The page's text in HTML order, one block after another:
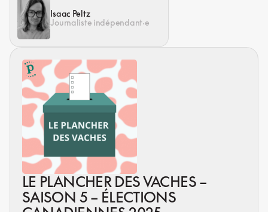
LE PLANCHER DES VACHES –
SAISON 5 – ÉLECTIONS
Isaac Peltz
Journaliste indépendant·e